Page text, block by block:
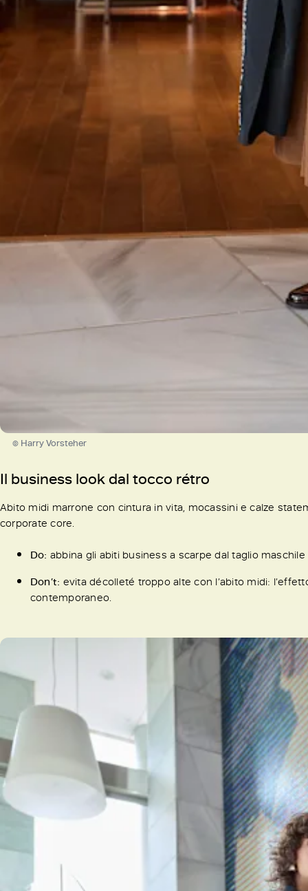
© Harry Vorsteher
Il business look dal tocco rétro
Abito midi marrone con cintura in vita, mocassini e calze
corporate core.
Do: abbina gli abiti business a scarpe dal taglio
Don’t: evita décolleté troppo alte con l’abito midi:
contemporaneo.